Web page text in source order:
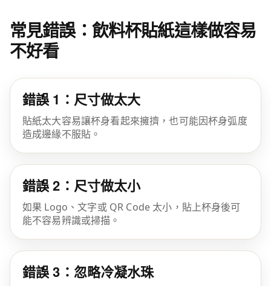
常見錯誤：飲料杯貼紙這樣做容易
不好看
錯誤 1：尺寸做太大
貼紙太大容易讓杯身看起來擁擠，也可能因杯身弧度
造成邊緣不服貼。
錯誤 2：尺寸做太小
如果 Logo、文字或 QR Code 太小，貼上杯身後可
能不容易辨識或掃描。
錯誤 3：忽略冷凝水珠